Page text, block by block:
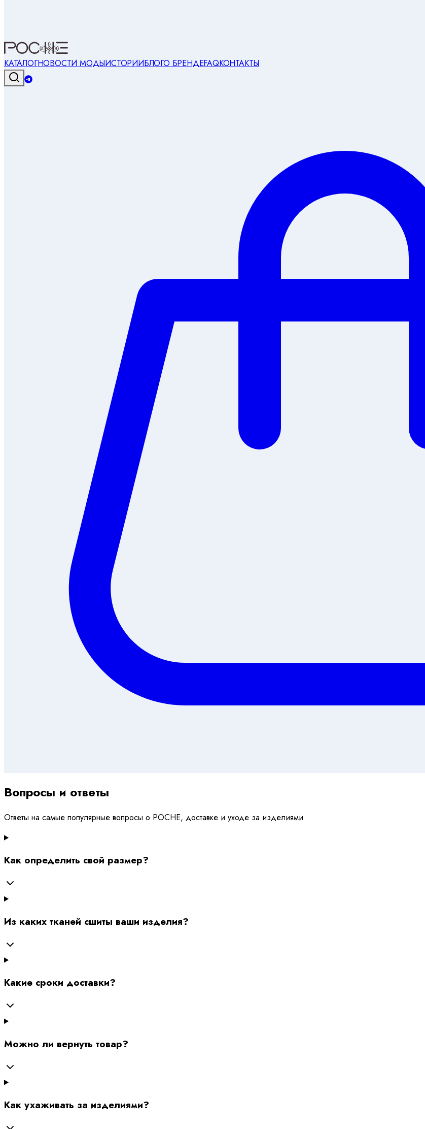
КАТАЛОГНОВОСТИ МОДЫИСТОРИИБЛОГО БРЕНДЕFAQКОНТАКТЫ
Вопросы и ответы
Ответы на самые популярные вопросы о POCHE, доставке и уходе за изделиями
Как определить свой размер?
Из каких тканей сшиты ваши изделия?
Какие сроки доставки?
Можно ли вернуть товар?
Как ухаживать за изделиями?